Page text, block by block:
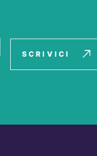
SCRIVICI